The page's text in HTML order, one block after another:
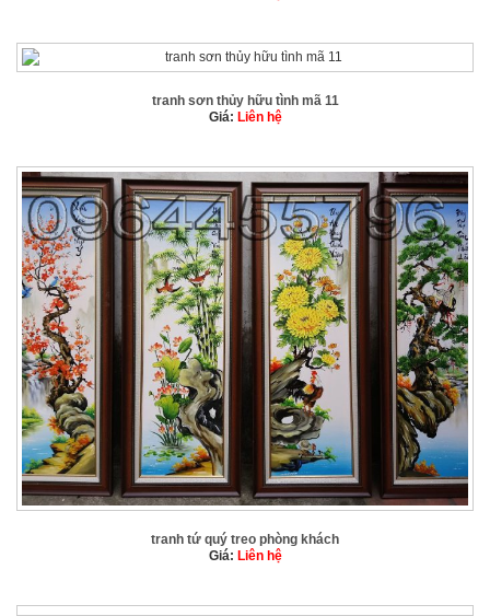
tranh sơn thủy hữu tình mã 11
Giá: Liên hệ
tranh tứ quý treo phòng khách
Giá: Liên hệ